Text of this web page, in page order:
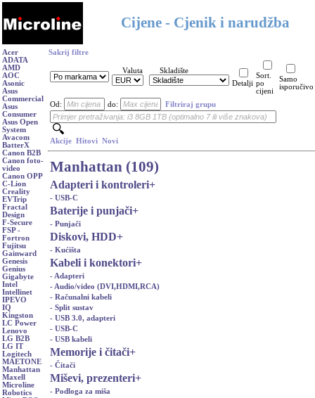
Cijene - Cjenik i narudžba
Acer
ADATA
AMD
AOC
Asonic
Asus
Commercial
Asus
Consumer
Asus Open
System
Avacom
BatterX
Canon B2B
Canon foto-
video
Canon OPP
C-Lion
Creality
EVTrip
Fractal
Design
F-Secure
FSP -
Fortron
Fujitsu
Gainward
Genesis
Genius
Gigabyte
Intel
Intellinet
IPEVO
IQ
Kingston
LC Power
Lenovo
LG B2B
LG IT
Logitech
MAETONE
Manhattan
Maxell
Microline
Robotics
Sakrij filtre
Valuta
Skladište
Detalji
Sort.
po
cijeni
Samo
isporučivo
Od: do: Filtriraj grupu
Akcije Hitovi Novi
Manhattan (109)
Adapteri i kontroleri+
- USB-C
Baterije i punjači+
- Punjači
Diskovi, HDD+
- Kućišta
Kabeli i konektori+
- Adapteri
- Audio/video (DVI,HDMI,RCA)
- Računalni kabeli
- Split sustav
- USB 3.0, adapteri
- USB-C
- USB kabeli
Memorije i čitači+
- Čitači
Miševi, prezenteri+
- Podloga za miša